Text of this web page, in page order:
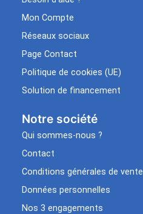
Mon Compte
Réseaux sociaux
Page Contact
Politique de cookies (UE)
Solution de financement
Notre société
Qui sommes-nous ?
Contact
Conditions générales de vente
Données personnelles
Nos 3 engagements